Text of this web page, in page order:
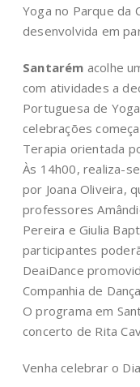
Yoga no Parque da
desenvolvida em
Santarém acolhe
com atividades a
Portuguesa de
celebrações
Terapia orientada
Às 14h00, realiza-
por Joana Oliveira,
professores
Pereira e Giulia
participantes
DeaiDance
Companhia de
O programa em
concerto de Rita
Venha celebrar o